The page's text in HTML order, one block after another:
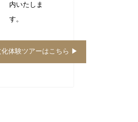
内いたしま
す。
化体験ツアーはこちら ▶︎